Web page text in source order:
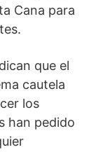
Cana para
que el
cautela
los
han pedido